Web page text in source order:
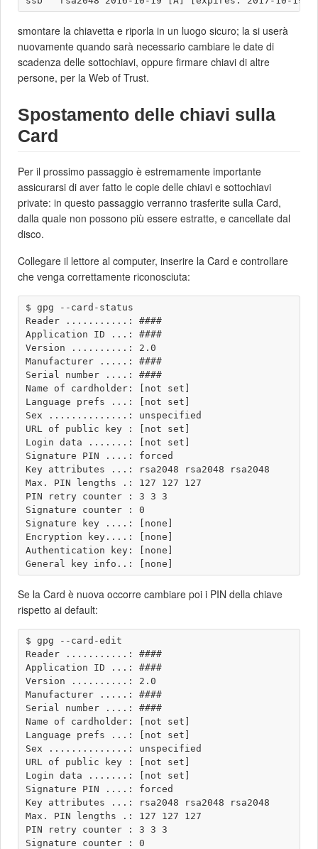
smontare la chiavetta e riporla in un luogo sicuro; la si userà
nuovamente quando sarà necessario cambiare le date di
scadenza delle sottochiavi, oppure firmare chiavi di altre
persone, per la Web of Trust.
Spostamento delle chiavi sulla
Card
Per il prossimo passaggio è estremamente importante
assicurarsi di aver fatto le copie delle chiavi e sottochiavi
private: in questo passaggio verranno trasferite sulla Card,
dalla quale non possono più essere estratte, e cancellate dal
disco.
Collegare il lettore al computer, inserire la Card e controllare
che venga correttamente riconosciuta:
$ gpg --card-status
Reader ...........: ####
Application ID ...: ####
Version ..........: 2.0
Manufacturer .....: ####
Serial number ....: ####
Name of cardholder: [not set]
Language prefs ...: [not set]
Sex ..............: unspecified
URL of public key : [not set]
Login data .......: [not set]
Signature PIN ....: forced
Key attributes ...: rsa2048 rsa2048 rsa2048
Max. PIN lengths .: 127 127 127
PIN retry counter : 3 3 3
Signature counter : 0
Signature key ....: [none]
Encryption key....: [none]
Authentication key: [none]
Se la Card è nuova occorre cambiare poi i PIN della chiave
rispetto ai default:
$ gpg --card-edit
Reader ...........: ####
Application ID ...: ####
Version ..........: 2.0
Manufacturer .....: ####
Serial number ....: ####
Name of cardholder: [not set]
Language prefs ...: [not set]
Sex ..............: unspecified
URL of public key : [not set]
Login data .......: [not set]
Signature PIN ....: forced
Key attributes ...: rsa2048 rsa2048 rsa2048
Max. PIN lengths .: 127 127 127
PIN retry counter : 3 3 3
Signature counter : 0